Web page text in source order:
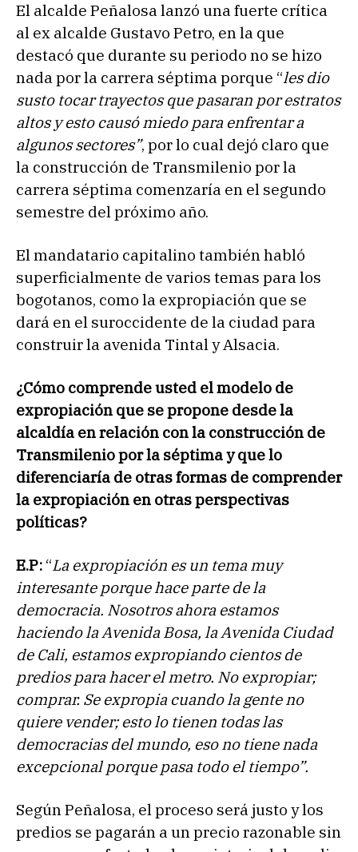
El alcalde Peñalosa lanzó una fuerte crítica
al ex alcalde Gustavo Petro, en la que
destacó que durante su periodo no se hizo
nada por la carrera séptima porque “les dio
susto tocar trayectos que pasaran por estratos
altos y esto causó miedo para enfrentar a
algunos sectores”, por lo cual dejó claro que
la construcción de Transmilenio por la
carrera séptima comenzaría en el segundo
semestre del próximo año.
El mandatario capitalino también habló
superficialmente de varios temas para los
bogotanos, como la expropiación que se
dará en el suroccidente de la ciudad para
construir la avenida Tintal y Alsacia.
¿Cómo comprende usted el modelo de
expropiación que se propone desde la
alcaldía en relación con la construcción de
Transmilenio por la séptima y que lo
diferenciaría de otras formas de comprender
la expropiación en otras perspectivas
políticas?
E.P: “La expropiación es un tema muy
interesante porque hace parte de la
democracia. Nosotros ahora estamos
haciendo la Avenida Bosa, la Avenida Ciudad
de Cali, estamos expropiando cientos de
predios para hacer el metro. No expropiar;
comprar. Se expropia cuando la gente no
quiere vender; esto lo tienen todas las
democracias del mundo, eso no tiene nada
excepcional porque pasa todo el tiempo”.
Según Peñalosa, el proceso será justo y los
predios se pagarán a un precio razonable sin